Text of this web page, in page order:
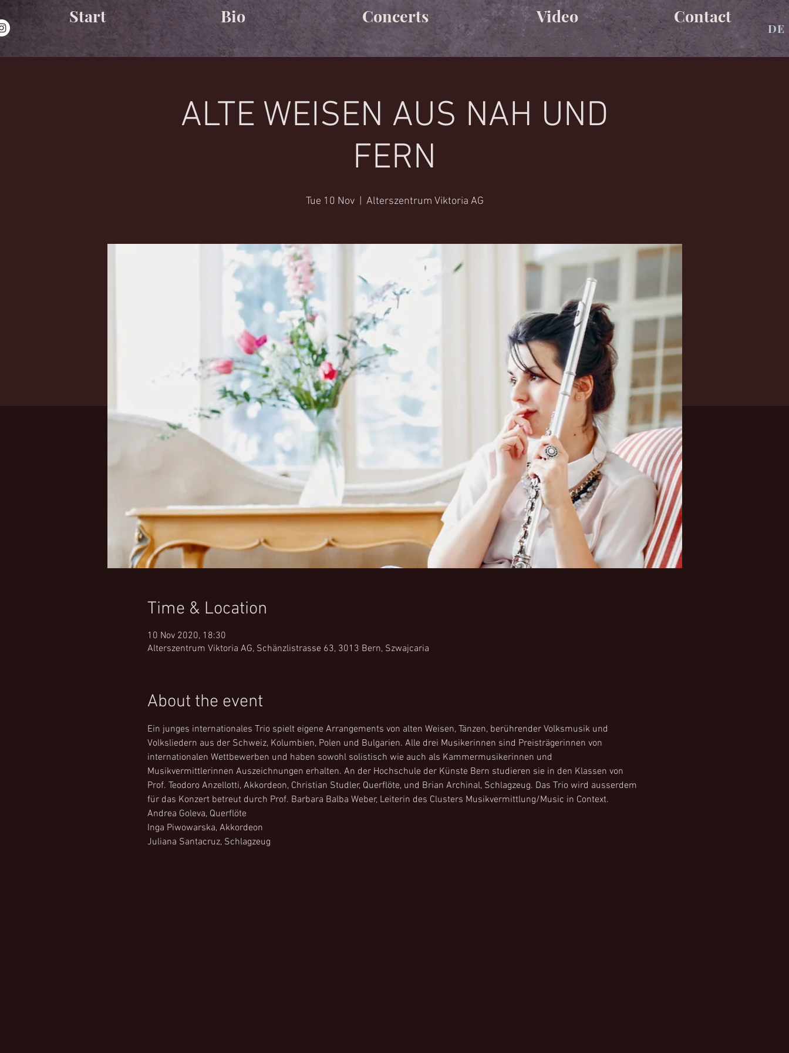
Start Bio Concerts Video Contact
DE
ALTE WEISEN AUS NAH UND
FERN
Tue 10 Nov
  |
Alterszentrum Viktoria AG
Time & Location
10 Nov 2020, 18:30
Alterszentrum Viktoria AG, Schänzlistrasse 63, 3013 Bern, Szwajcaria
About the event
Ein junges internationales Trio spielt eigene Arrangements von alten Weisen, Tänzen, berührender Volksmusik und
Volksliedern aus der Schweiz, Kolumbien, Polen und Bulgarien. Alle drei Musikerinnen sind Preisträgerinnen von
internationalen Wettbewerben und haben sowohl solistisch wie auch als Kammermusikerinnen und
Musikvermittlerinnen Auszeichnungen erhalten. An der Hochschule der Künste Bern studieren sie in den Klassen von
Prof. Teodoro Anzellotti, Akkordeon, Christian Studler, Querflöte, und Brian Archinal, Schlagzeug. Das Trio wird ausserdem
für das Konzert betreut durch Prof. Barbara Balba Weber, Leiterin des Clusters Musikvermittlung/Music in Context.
Andrea Goleva, Querflöte
Inga Piwowarska, Akkordeon
Juliana Santacruz, Schlagzeug